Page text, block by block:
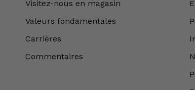
Visitez-nous en magasin
Valeurs fondamentales
Carrières
Commentaires